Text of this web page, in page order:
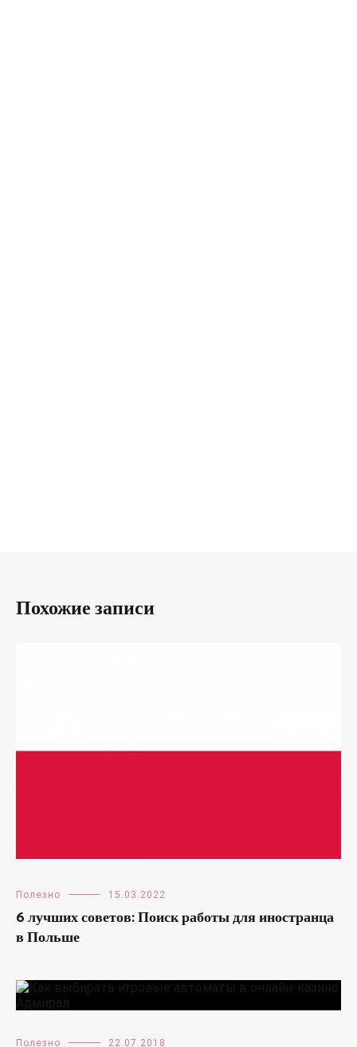
Похожие записи
Полезно 15.03.2022
6 лучших советов: Поиск работы для иностранца
в Польше
Полезно 22.07.2018